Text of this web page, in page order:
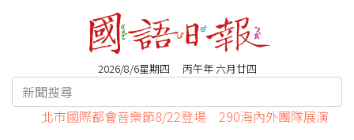
2026/8/6星期四 丙午年 六月廿四
北市國際都會音樂節8/22登場 290海內外團隊展演